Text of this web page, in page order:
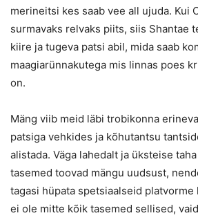
merineitsi kes saab vee all ujuda. Kui
surmavaks relvaks piits, siis Shantae
kiire ja tugeva patsi abil, mida saab
maagiarünnakutega mis linnas poes
on.
Mäng viib meid läbi trobikonna
patsiga vehkides ja kõhutantsu
alistada. Väga lahedalt ja üksteise
tasemed toovad mängu uudsust,
tagasi hüpata spetsiaalseid platvorme
ei ole mitte kõik tasemed sellised,